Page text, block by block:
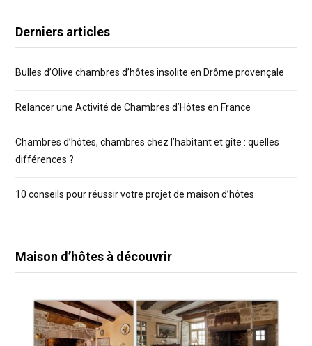
Derniers articles
Bulles d’Olive chambres d’hôtes insolite en Drôme provençale
Relancer une Activité de Chambres d’Hôtes en France
Chambres d’hôtes, chambres chez l’habitant et gîte : quelles
différences ?
10 conseils pour réussir votre projet de maison d’hôtes
Maison d’hôtes à découvrir